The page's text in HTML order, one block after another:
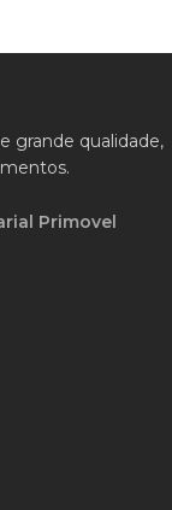
grande qualidade,
Primovel